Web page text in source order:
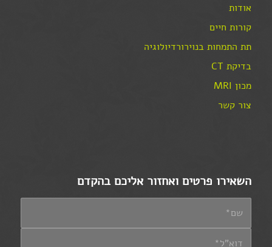
השאירו פרטים ואחזור אליכם בהקדם
אודות
קורות חיים
תת התמחות בנוירורדיולוגיה
בדיקת CT
מכון MRI
צור קשר